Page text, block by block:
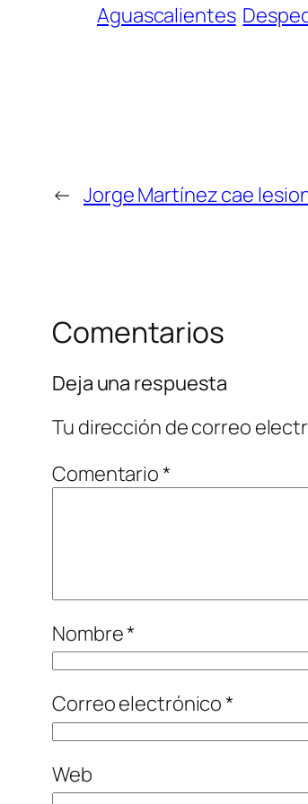
Aguascalientes
← Jorge Martínez cae
Comentarios
Deja una respuesta
Tu dirección de correo
Comentario*
Nombre*
Correo electrónico*
Web